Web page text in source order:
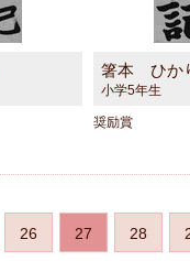
箸本 ひか
小学5年生
奨励賞
26 27 28